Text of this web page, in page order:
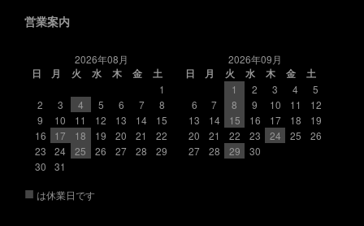
営業案内
2026年08月
日
月 火 水 木 金
土
1
2
3 4 5 6 7
8
9
10 11 12 13 14
15
16
17 18 19 20 21
22
23
24 25 26 27 28
29
30
31
2026年09月
日
月 火 水 木 金
土
1
2 3 4
5
6
7 8 9 10 11
12
13
14 15 16 17 18
19
20
21 22 23 24 25
26
27
28 29 30
■ は休業日です